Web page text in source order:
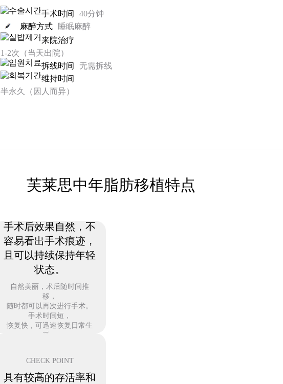
手术时间
40分钟
麻醉方式
睡眠麻醉
来院治疗
1-2次（当天出院）
拆线时间
无需拆线
维持时间
半永久（因人而异）
芙莱思中年脂肪移植特点
手术后效果自然，不
容易看出手术痕迹，
且可以持续保持年轻
状态。
自然美丽，术后随时间推
移，
随时都可以再次进行手术。
手术时间短，
恢复快，可迅速恢复日常生
活，
CHECK POINT
具有较高的存活率和